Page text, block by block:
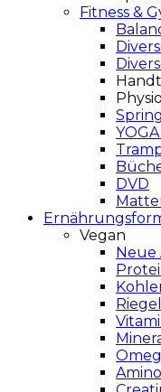
Fitness &
DVD
Vegan
Neue
Riegel